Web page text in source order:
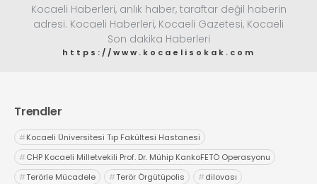
Kocaeli Haberleri, anlık haber, taraftar değil haberin
adresi. Kocaeli Haberleri, Kocaeli Gazetesi, Kocaeli
Son dakika Haberleri
https://www.kocaelisokak.com
Trendler
#Kocaeli Üniversitesi Tıp Fakültesi Hastanesi
#CHP Kocaeli Milletvekili Prof. Dr. Mühip KankoFETÖ Operasyonu
#Terörle Mücadele #Terör Örgütüpolis #dilovası